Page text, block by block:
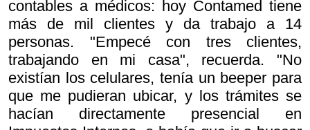
contables a médicos: hoy Contamed tiene
más de mil clientes y da trabajo a 14
personas. "Empecé con tres clientes,
trabajando en mi casa", recuerda. "No
existían los celulares, tenía un beeper para
que me pudieran ubicar, y los trámites se
hacían directamente presencial en